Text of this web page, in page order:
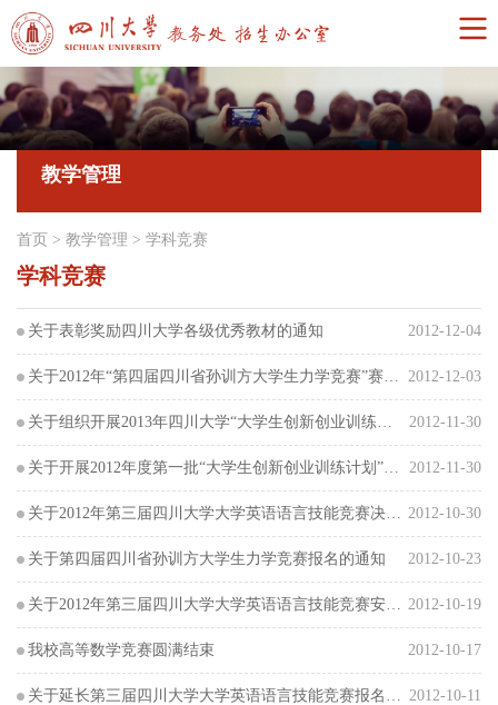
教学管理
首页 > 教学管理 > 学科竞赛
学科竞赛
关于表彰奖励四川大学各级优秀教材的通知 2012-12-04
2012-12-03
2012-11-30
2012-11-30
2012-10-30
关于第四届四川省孙训方大学生力学竞赛报名的通知 2012-10-23
2012-10-19
我校高等数学竞赛圆满结束 2012-10-17
2012-10-11